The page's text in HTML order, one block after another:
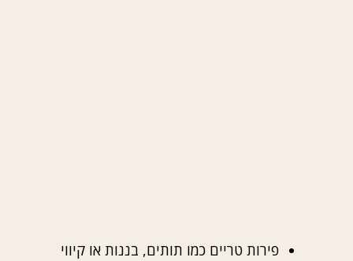
פירות טריים כמו תותים, בננות או קיווי